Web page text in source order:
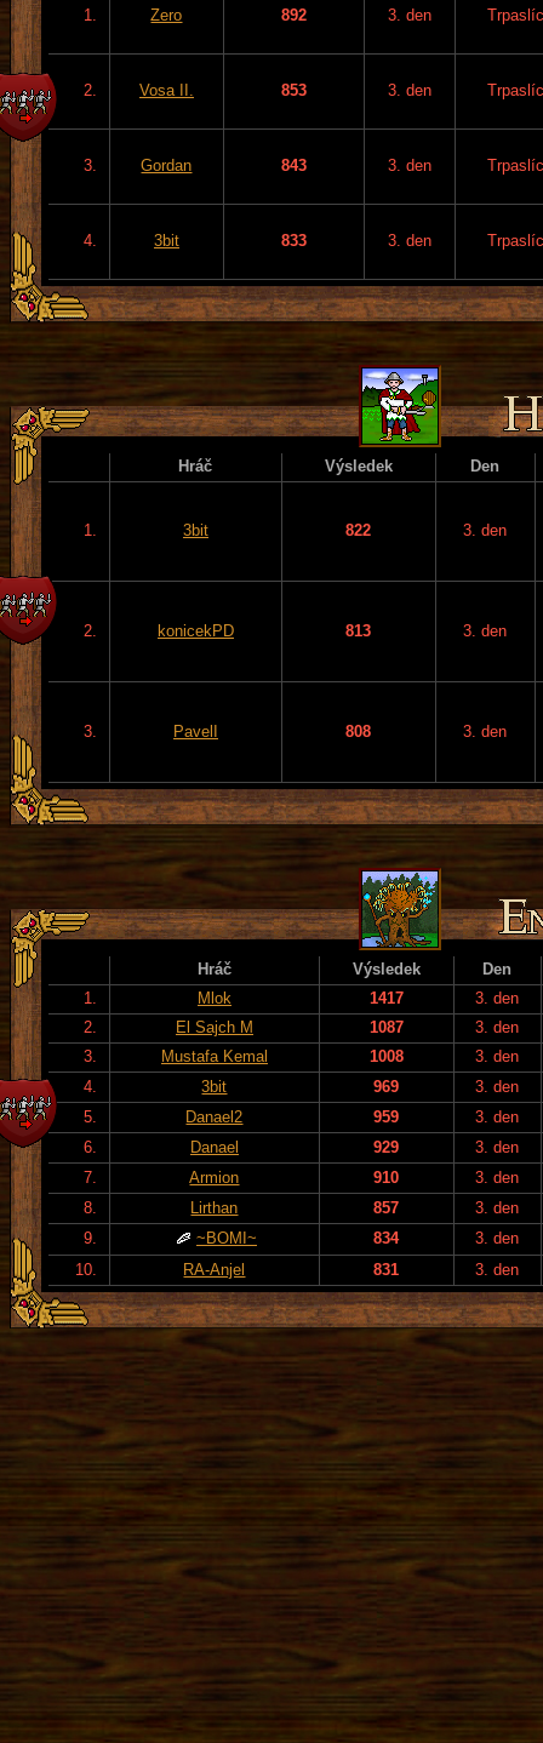
1. Zero 892 3. den
2. Vosa II. 853 3. den
3. Gordan 843 3. den
4. 3bit 833 3. den
Hráč Výsledek Den
1. 3bit 822 3. den
2. konicekPD 813 3. den
3. PavelI 808 3. den
Hráč Výsledek
Den
1.
Mlok 1417
3. den
2.
El Sajch M 1087
3. den
3.
Mustafa Kemal 1008
3. den
4.
3bit 969
3. den
5.
Danael2 959
3. den
6.
Danael 929
3. den
7.
Armion 910
3. den
8.
Lirthan 857
3. den
9.
~BOMI~ 834
3. den
10.
RA-Anjel 831 3. den